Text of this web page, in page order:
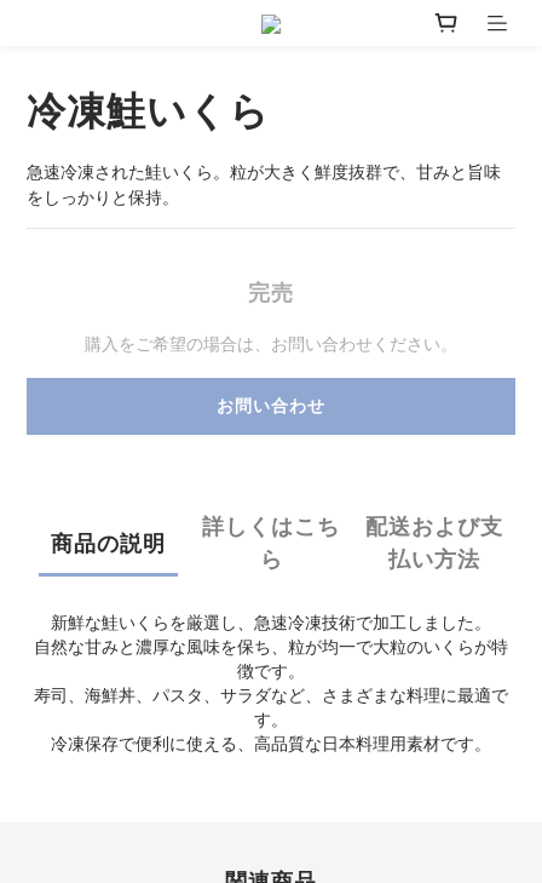
冷凍鮭いくら
急速冷凍された鮭いくら。粒が大きく鮮度抜群で、甘みと旨味
をしっかりと保持。
完売
購入をご希望の場合は、お問い合わせください。
お問い合わせ
商品の説明
詳しくはこち
ら
配送および支
払い方法
新鮮な鮭いくらを厳選し、急速冷凍技術で加工しました。
自然な甘みと濃厚な風味を保ち、粒が均一で大粒のいくらが特
徴です。
寿司、海鮮丼、パスタ、サラダなど、さまざまな料理に最適で
す。
冷凍保存で便利に使える、高品質な日本料理用素材です。